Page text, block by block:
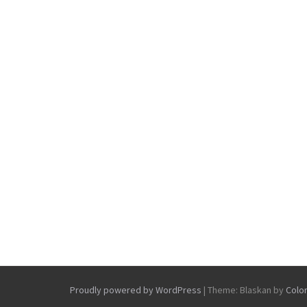
Proudly powered by WordPress | Theme: Blaskan by